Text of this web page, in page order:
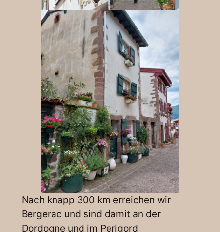
Nach knapp 300 km erreichen wir
Bergerac und sind damit an der
Dordogne und im Perigord